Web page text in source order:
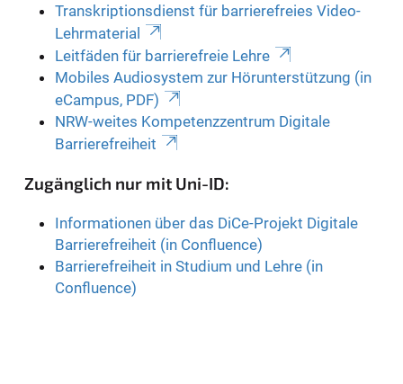
Transkriptionsdienst für barrierefreies Video-
Lehrmaterial
Leitfäden für barrierefreie Lehre
Mobiles Audiosystem zur Hörunterstützung (in
eCampus, PDF)
NRW-weites Kompetenzzentrum Digitale
Barrierefreiheit
Zugänglich nur mit Uni-ID:
Informationen über das DiCe-Projekt Digitale
Barrierefreiheit (in Confluence)
Barrierefreiheit in Studium und Lehre (in
Confluence)